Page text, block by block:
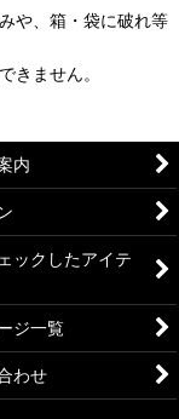
や、箱・袋に破れ等
きません。
内
ックしたアイテ
ジ一覧
わせ